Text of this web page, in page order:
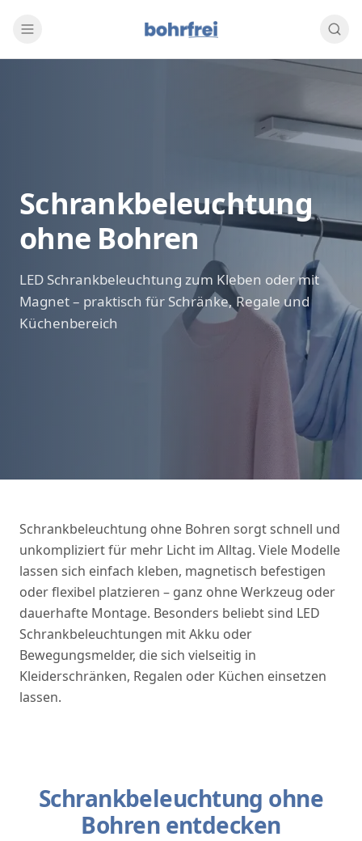
Schrankbeleuchtung
ohne Bohren
LED Schrankbeleuchtung zum Kleben oder mit
Magnet – praktisch für Schränke, Regale und
Küchenbereich
Schrankbeleuchtung ohne Bohren sorgt schnell und
unkompliziert für mehr Licht im Alltag. Viele Modelle
lassen sich einfach kleben, magnetisch befestigen
oder flexibel platzieren – ganz ohne Werkzeug oder
dauerhafte Montage. Besonders beliebt sind LED
Schrankbeleuchtungen mit Akku oder
Bewegungsmelder, die sich vielseitig in
Kleiderschränken, Regalen oder Küchen einsetzen
lassen.
Schrankbeleuchtung ohne
Bohren entdecken